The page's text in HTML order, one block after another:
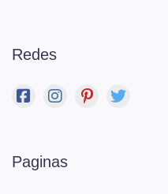
Redes
Paginas